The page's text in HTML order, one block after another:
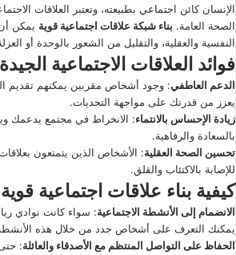
الإنسان كائن اجتماعي بطبيعته، وتعتبر العلاقات
الصحة العامة. بناء شبكة علاقات اجتماعية قوية يمكن
النفسية والعقلية، والتقليل من الشعور بالوحدة أو
فوائد العلاقات الاجتماعية الجيدة
الدعم العاطفي: وجود أشخاص مقربين يمكنهم تقديم
يعزز من قدرتك على مواجهة التحديات.
زيادة الإحساس بالانتماء: الانخراط في مجتمع يدعمك
بالسعادة والرفاهية.
تحسين الصحة العقلية: الأشخاص الذين يتمتعون
للإصابة بالاكتئاب والقلق.
كيفية بناء علاقات اجتماعية قوية
الانضمام إلى الأنشطة الاجتماعية: سواء كانت نوادي
يمكنك التعرف على أشخاص جدد من خلال هذه
الحفاظ على التواصل المنتظم مع الأصدقاء والعائلة: